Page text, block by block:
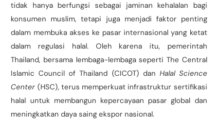
tidak hanya berfungsi sebagai jaminan kehalalan bagi
konsumen muslim, tetapi juga menjadi faktor penting
dalam membuka akses ke pasar internasional yang ketat
dalam regulasi halal. Oleh karena itu, pemerintah
Thailand, bersama lembaga-lembaga seperti The Central
Islamic Council of Thailand (CICOT) dan Halal Science
Center (HSC), terus memperkuat infrastruktur sertifikasi
halal untuk membangun kepercayaan pasar global dan
meningkatkan daya saing ekspor nasional.